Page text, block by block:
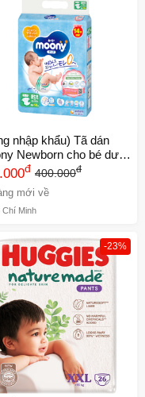
nhập khẩu) Tã dán
Newborn cho bé dưới
đ 400.000đ
mới về
Chí Minh
-23%